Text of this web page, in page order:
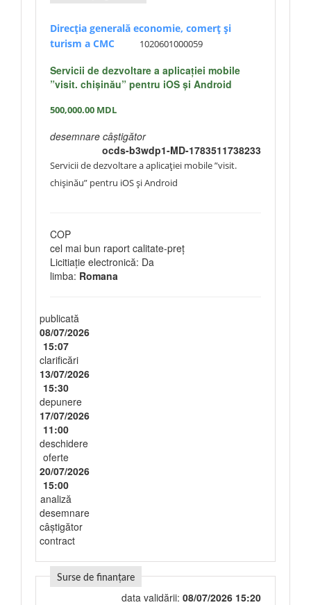
Direcția generală economie, comerț și
turism a CMC
1020601000059
Servicii de dezvoltare a aplicației mobile
”visit. chișinău” pentru iOS și Android
500,000.00 MDL
desemnare câștigător
ocds-b3wdp1-MD-1783511738233
Servicii de dezvoltare a aplicației mobile ”visit.
chișinău” pentru iOS și Android
COP
cel mai bun raport calitate-preţ
Licitiație electronică: Da
limba: Romana
publicată
08/07/2026
15:07
clarificări
13/07/2026
15:30
depunere
17/07/2026
11:00
deschidere
oferte
20/07/2026
15:00
analiză
desemnare
câștigător
contract
Surse de finanțare
data validării: 08/07/2026 15:20